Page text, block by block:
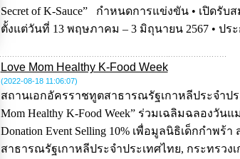
Secret of K-Sauce” กำหนดการแข่งขัน • เปิดรั
ตั้งแต่วันที่ 13 พฤษภาคม – 3 มิถุนายน 2567 • ปร
Love Mom Healthy K-Food Week
(2022-08-18 11:06:07)
สถานเอกอัครราชทูตสาธารณรัฐเกาหลีประจำปร
Mom Healthy K-Food Week” ร่วมเฉลิมฉลองวัน
Donation Event Selling 10% เพื่อมูลนิธิเด็กกำพร้
สาธารณรัฐเกาหลีประจำประเทศไทย, กระทรวง